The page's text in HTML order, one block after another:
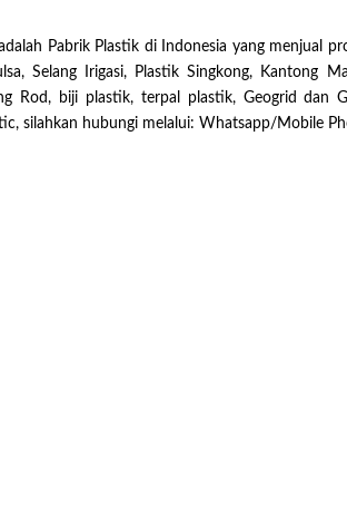
Pabrik Plastik di Indonesia yang menjual
Selang Irigasi, Plastik Singkong, Kantong
Rod, biji plastik, terpal plastik, Geogrid dan
silahkan hubungi melalui: Whatsapp/Mobile